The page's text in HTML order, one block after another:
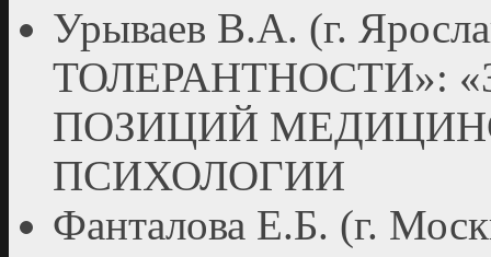
Урываев В.А. (г.
ТОЛЕРАНТНОСТИ»:
ПОЗИЦИЙ
ПСИХОЛОГИИ
Фанталова Е.Б. (г.